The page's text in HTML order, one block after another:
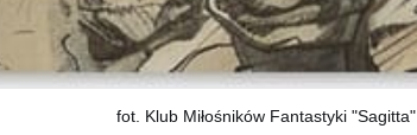
fot. Klub Miłośników Fantastyki "Sagitta"